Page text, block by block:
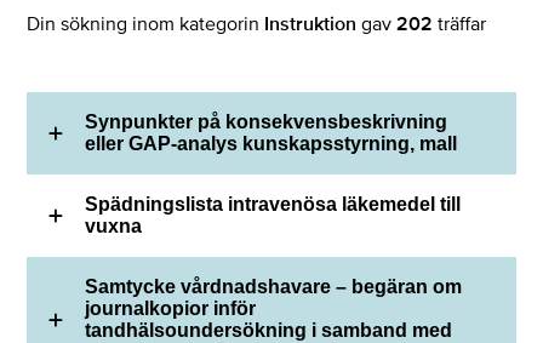
Din sökning inom kategorin Instruktion gav202 träffar
Synpunkter på konsekvensbeskrivning
eller GAP-analys kunskapsstyrning, mall
Spädningslista intravenösa läkemedel till
vuxna
Samtycke vårdnadshavare – begäran om
journalkopior inför
tandhälsoundersökning i samband med